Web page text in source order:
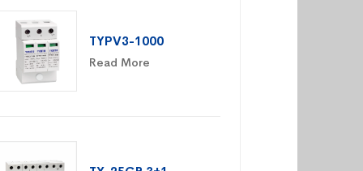
TYPV3-1000
Read More